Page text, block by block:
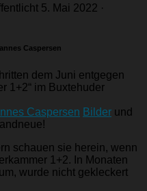
5. Mai 2022 ·
Caspersen
dem Juni entgegen
1+2“ im Buxtehuder
Caspersen Bilder und
schauen sie herein, wenn
1+2. In Monaten
wurde nicht gekleckert